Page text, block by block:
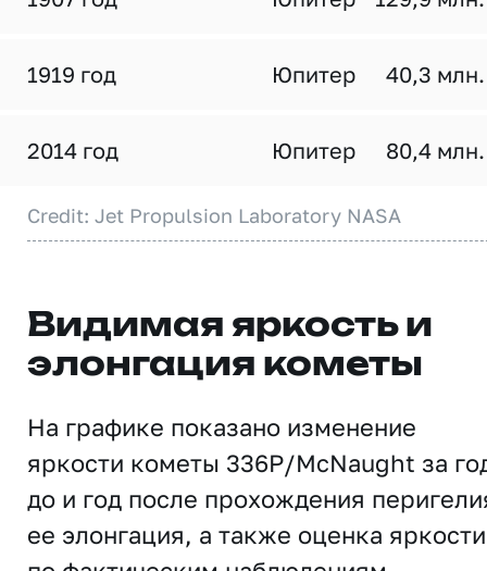
1919 год Юпитер 40,3
2014 год Юпитер 80,4
Credit: Jet Propulsion Laboratory NASA
Видимая яркость и
элонгация кометы
На графике показано изменение
яркости кометы 336P/McNaught за
до и год после прохождения
ее элонгация, а также оценка яркости